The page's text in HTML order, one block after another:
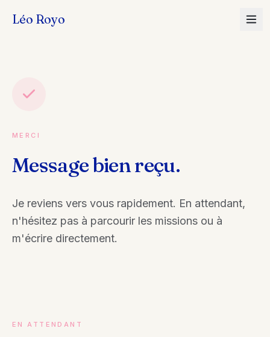
Léo Royo
MERCI
Message bien reçu.
Je reviens vers vous rapidement. En attendant,
n'hésitez pas à parcourir les missions ou à
m'écrire directement.
EN ATTENDANT